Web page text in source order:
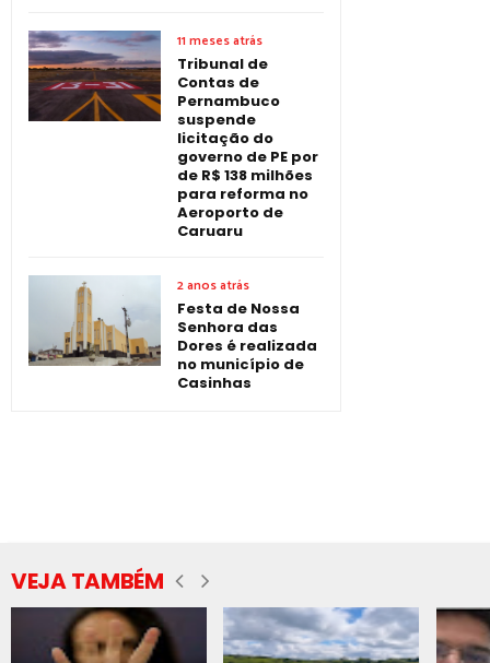
11 meses atrás
Tribunal de
Contas de
Pernambuco
suspende
licitação do
governo de PE por
de R$ 138 milhões
para reforma no
Aeroporto de
Caruaru
2 anos atrás
Festa de Nossa
Senhora das
Dores é realizada
no município de
Casinhas
VEJA TAMBÉM